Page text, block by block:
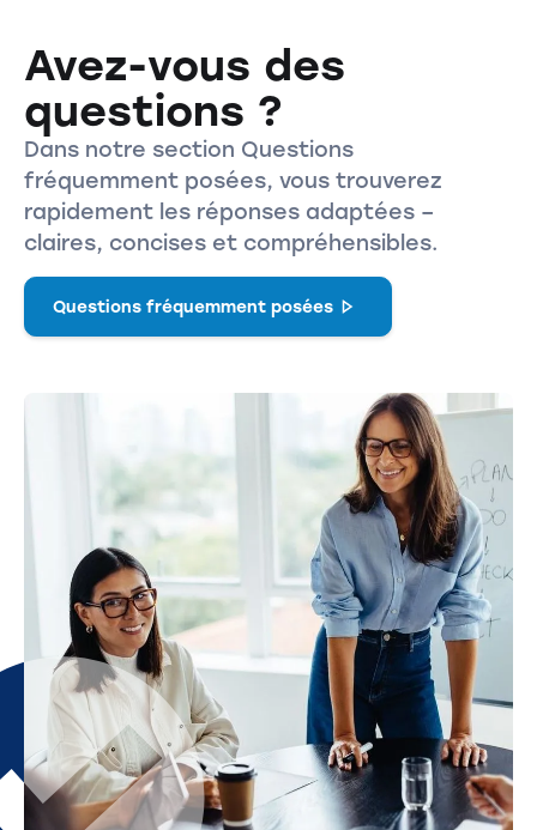
Avez-vous des
questions ?
Dans notre section Questions
fréquemment posées, vous trouverez
rapidement les réponses adaptées –
claires, concises et compréhensibles.
Questions fréquemment posées